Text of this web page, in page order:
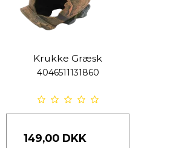
Krukke Græsk
4046511131860
149,00 DKK